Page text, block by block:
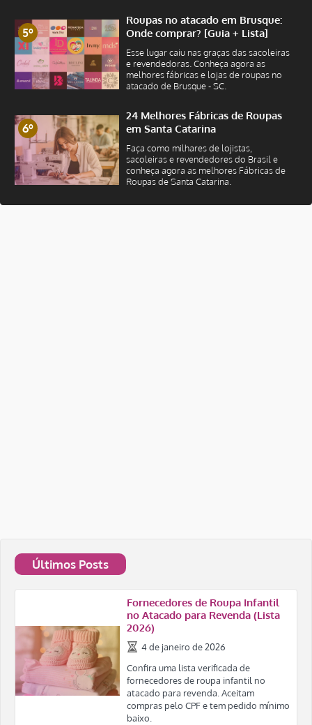
5º
Roupas no atacado em Brusque:
Onde comprar? [Guia + Lista]
Esse lugar caiu nas graças das sacoleiras
e revendedoras. Conheça agora as
melhores fábricas e lojas de roupas no
atacado de Brusque - SC.
6º
24 Melhores Fábricas de Roupas
em Santa Catarina
Faça como milhares de lojistas,
sacoleiras e revendedores do Brasil e
conheça agora as melhores Fábricas de
Roupas de Santa Catarina.
Últimos Posts
Fornecedores de Roupa Infantil
no Atacado para Revenda (Lista
2026)
4 de janeiro de 2026
Confira uma lista verificada de
fornecedores de roupa infantil no
atacado para revenda. Aceitam
compras pelo CPF e tem pedido mínimo
baixo.